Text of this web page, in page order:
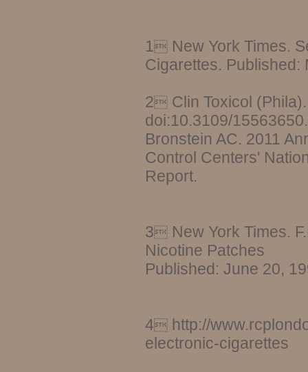
1 New York Times.
Cigarettes. Published:
2 Clin Toxicol
doi:10.3109/
Bronstein AC. 2011
Control Centers'
Report.
3 New York Times.
Nicotine Patches
Published: June 20,
4 http://
electronic-cigarettes